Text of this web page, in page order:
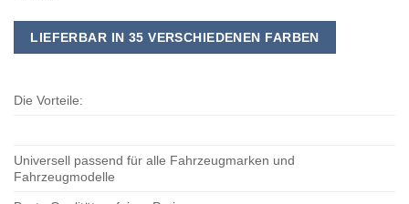
LIEFERBAR IN 35 VERSCHIEDENEN FARBEN
Die Vorteile:
Universell passend für alle Fahrzeugmarken und
Fahrzeugmodelle